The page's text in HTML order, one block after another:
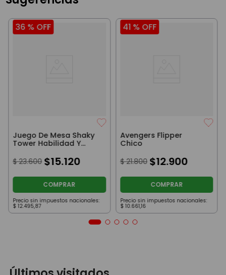
36 % OFF
Juego De Mesa Shaky
Tower Habilidad Y
$ 23.600 $15.120
COMPRAR
Precio sin impuestos nacionales:
$ 12.495,87
41 % OFF
Avengers Flipper
Chico
$ 21.800 $12.900
COMPRAR
Precio sin impuestos nacionales:
$ 10.661,16